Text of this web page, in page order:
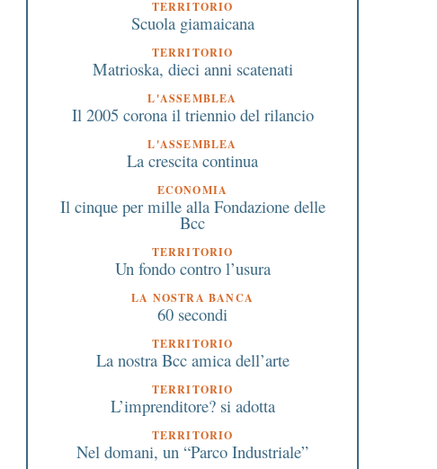
TERRITORIO
Scuola giamaicana
TERRITORIO
Matrioska, dieci anni scatenati
L'ASSEMBLEA
Il 2005 corona il triennio del rilancio
L'ASSEMBLEA
La crescita continua
ECONOMIA
Il cinque per mille alla Fondazione delle
Bcc
TERRITORIO
Un fondo contro l’usura
LA NOSTRA BANCA
60 secondi
TERRITORIO
La nostra Bcc amica dell’arte
TERRITORIO
L’imprenditore? si adotta
TERRITORIO
Nel domani, un “Parco Industriale”